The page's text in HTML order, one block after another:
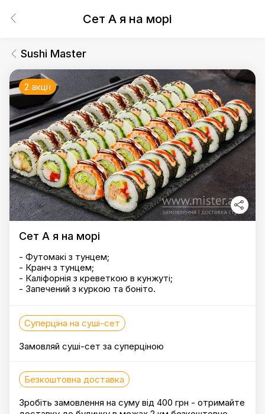
Сет А я на морі
Sushi Master
2 акції
Сет А я на морі
- Футомакі з тунцем;
- Кранч з тунцем;
- Каліфорнія з креветкою в кунжуті;
- Запечений з куркою та боніто.
Суперціна на суші-сет
Замовляй суші-сет за суперціною
Безкоштовна доставка
Зробіть замовлення на суму від 400 грн - отримайте